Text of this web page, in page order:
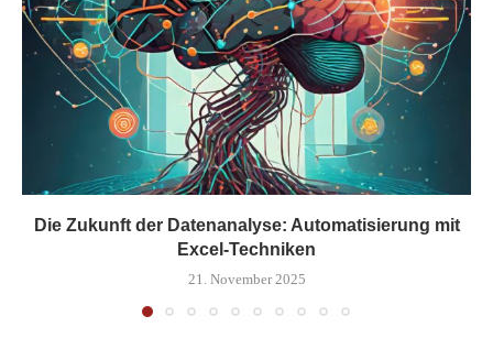
Die Zukunft der Datenanalyse: Automatisierung mit
Excel-Techniken
21. November 2025